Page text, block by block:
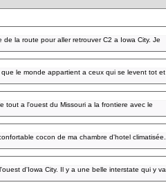
la route pour aller retrouver C2 a Iowa City. Je
le monde appartient a ceux qui se levent tot et
tout a l'ouest du Missouri a la frontiere avec le
cocon de ma chambre d'hotel climatisée.
d'Iowa City. Il y a une belle interstate qui y va